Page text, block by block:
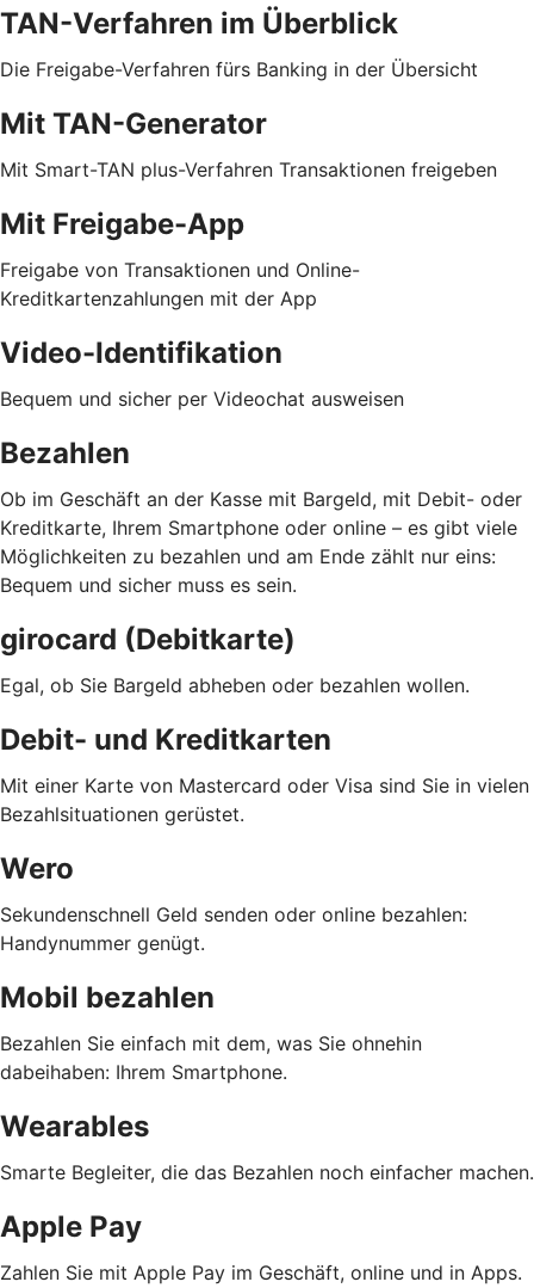
TAN-Verfahren im Überblick
Die Freigabe-Verfahren fürs Banking in der Übersicht
Mit TAN-Generator
Mit Smart-TAN plus-Verfahren Transaktionen freigeben
Mit Freigabe-App
Freigabe von Transaktionen und Online-
Kreditkartenzahlungen mit der App
Video-Identifikation
Bequem und sicher per Videochat ausweisen
Bezahlen
Ob im Geschäft an der Kasse mit Bargeld, mit Debit- oder
Kreditkarte, Ihrem Smartphone oder online – es gibt viele
Möglichkeiten zu bezahlen und am Ende zählt nur eins:
Bequem und sicher muss es sein.
girocard (Debitkarte)
Egal, ob Sie Bargeld abheben oder bezahlen wollen.
Debit- und Kreditkarten
Mit einer Karte von Mastercard oder Visa sind Sie in vielen
Bezahlsituationen gerüstet.
Wero
Sekundenschnell Geld senden oder online bezahlen:
Handynummer genügt.
Mobil bezahlen
Bezahlen Sie einfach mit dem, was Sie ohnehin
dabeihaben: Ihrem Smartphone.
Wearables
Smarte Begleiter, die das Bezahlen noch einfacher machen.
Apple Pay
Zahlen Sie mit Apple Pay im Geschäft, online und in Apps.